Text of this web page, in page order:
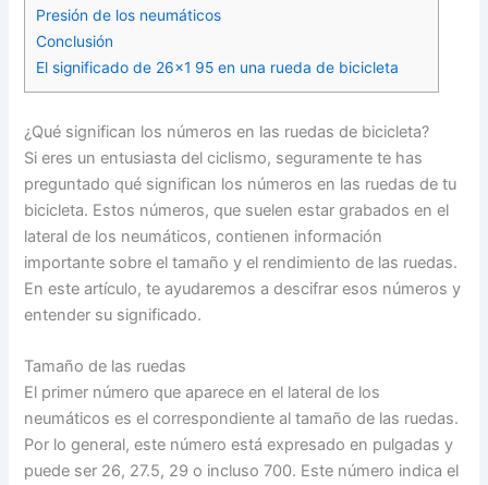
Presión de los neumáticos
Conclusión
El significado de 26×1 95 en una rueda de bicicleta
¿Qué significan los números en las ruedas de bicicleta?
Si eres un entusiasta del ciclismo, seguramente te has
preguntado qué significan los números en las ruedas de tu
bicicleta. Estos números, que suelen estar grabados en el
lateral de los neumáticos, contienen información
importante sobre el tamaño y el rendimiento de las ruedas.
En este artículo, te ayudaremos a descifrar esos números y
entender su significado.
Tamaño de las ruedas
El primer número que aparece en el lateral de los
neumáticos es el correspondiente al tamaño de las ruedas.
Por lo general, este número está expresado en pulgadas y
puede ser 26, 27.5, 29 o incluso 700. Este número indica el